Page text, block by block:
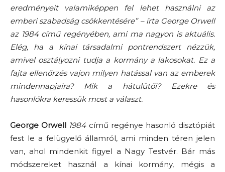
eredményeit valamiképpen fel lehet használni az
emberi szabadság csökkentésére” – írta George Orwell
az 1984 című regényében, ami ma nagyon is aktuális.
Elég, ha a kínai társadalmi pontrendszert nézzük,
amivel osztályozni tudja a kormány a lakosokat. Ez a
fajta ellenőrzés vajon milyen hatással van az emberek
mindennapjaira? Mik a hátulütői? Ezekre és
hasonlókra keressük most a választ.
George Orwell 1984című regénye hasonló disztópiát
fest le a felügyelő államról, ami minden téren jelen
van, ahol mindenkit figyel a Nagy Testvér. Bár más
módszereket használ a kínai kormány, mégis a